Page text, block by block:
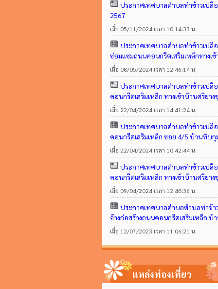
ประกาศเทศบาลตำบลท่าข้าวเปลือ
2567
เมื่อ 05/11/2024 เวลา 10:14:33 น.
ประกาศเทศบาลตำบลท่าข้าวเปลื
ซ่อมแซมถนนคอนกรีตเสริมเหล็กทางเ
เมื่อ 08/05/2024 เวลา 12:46:14 น.
ประกาศเทศบาลตำบลท่าข้าวเปลื
คอนกรีตเสริมเหล็ก ทางเข้าบ้านศรียา
เมื่อ 22/04/2024 เวลา 14:41:24 น.
ประกาศเทศบาลตำบลท่าข้าวเปลื
คอนกรีตเสริมเหล็ก ซอย 4/5 บ้านทับกุ
เมื่อ 22/04/2024 เวลา 10:42:44 น.
ประกาศเทศบาลตำบลท่าข้าวเปลื
คอนกรีตเสริมเหล็ก ทางเข้าบ้านศรียา
เมื่อ 09/04/2024 เวลา 12:48:36 น.
ประกาศเทศบาลตำบลตำบลท่าข้า
จ้างก่อสร้างถนนคอนกรีตเสริมเหล็ก บ้
เมื่อ 12/07/2023 เวลา 11:06:21 น.
แหล่งท่องเที่ยว